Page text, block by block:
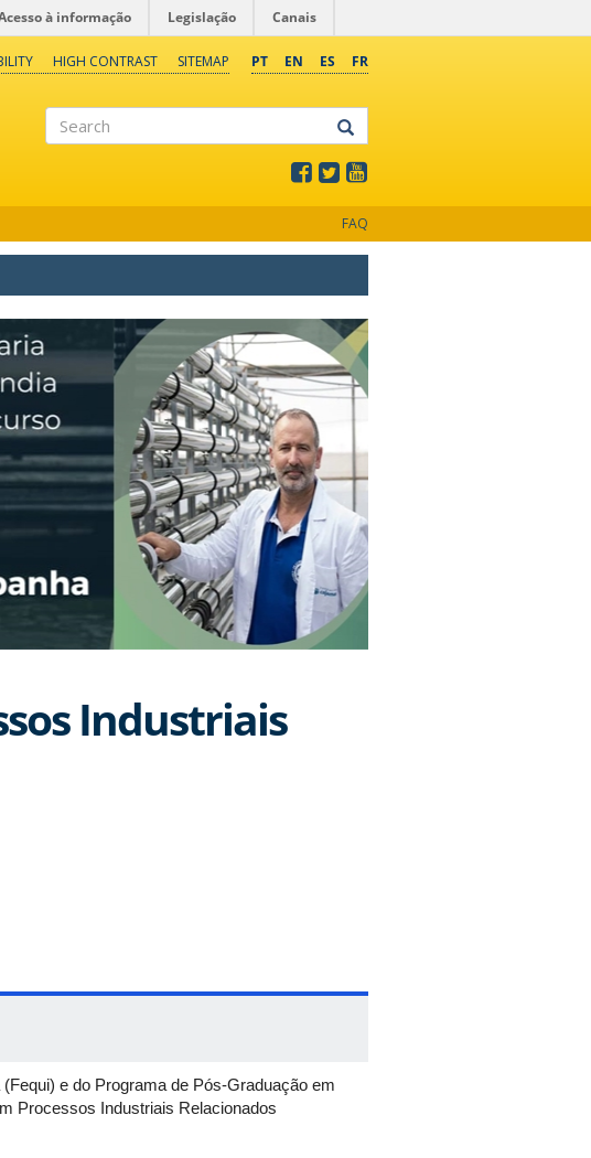
à informação Legislação Canais
PT EN ES FR
HIGH CONTRAST SITEMAP
FAQ
Industriais
e do Programa de Pós-Graduação em
Processos Industriais Relacionados